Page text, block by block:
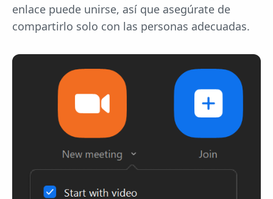
enlace puede unirse, así que asegúrate de
compartirlo solo con las personas adecuadas.